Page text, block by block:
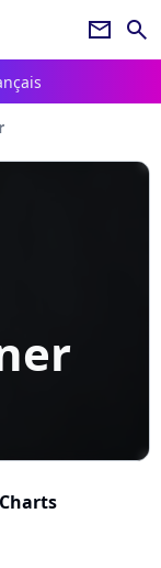
newsletter search
Charts